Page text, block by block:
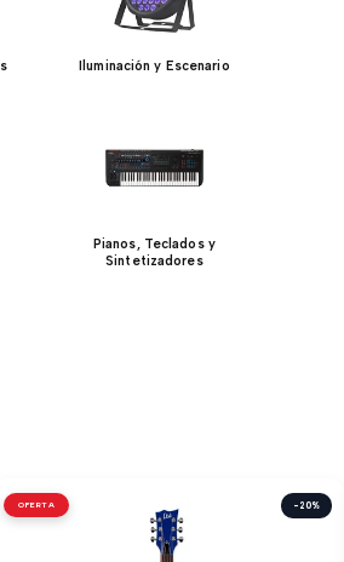
Iluminación y Escenario
Pianos, Teclados y
Sintetizadores
OFERTA -20%